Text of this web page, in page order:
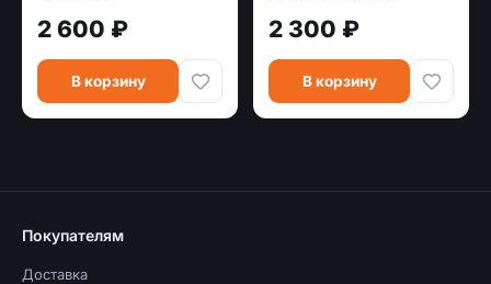
2 600 ₽
В корзину
2 300 ₽
В корзину
Покупателям
Доставка